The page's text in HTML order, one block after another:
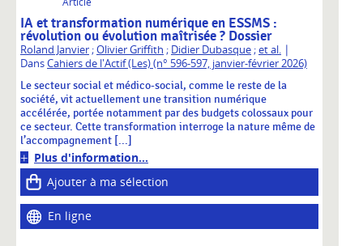
IA et transformation numérique en ESSMS :
révolution ou évolution maîtrisée ? Dossier
Roland Janvier;Olivier Griffith ; Didier Dubasque;et al. |
DansCahiers de l'Actif (Les) (n° 596-597, janvier-février 2026)
Le secteur social et médico-social, comme le reste de la
société, vit actuellement une transition numérique
accélérée, portée notamment par des budgets colossaux pour
ce secteur. Cette transformation interroge la nature même de
l’accompagnement [...]
Plus d'information...
Ajouter à ma sélection
En ligne